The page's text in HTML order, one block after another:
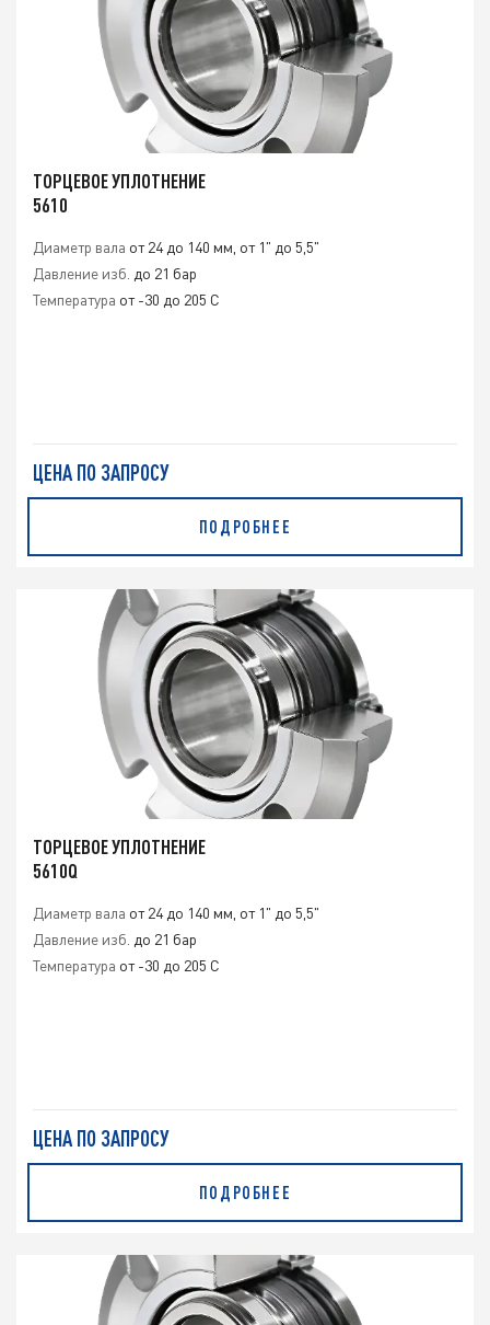
ТОРЦЕВОЕ УПЛОТНЕНИЕ
5610
Диаметр вала от 24 до 140 мм, от 1" до 5,5"
Давление изб. до 21 бар
Температура от -30 до 205 C
ЦЕНА ПО ЗАПРОСУ
ПОДРОБНЕЕ
ТОРЦЕВОЕ УПЛОТНЕНИЕ
5610Q
Диаметр вала от 24 до 140 мм, от 1" до 5,5"
Давление изб. до 21 бар
Температура от -30 до 205 C
ЦЕНА ПО ЗАПРОСУ
ПОДРОБНЕЕ